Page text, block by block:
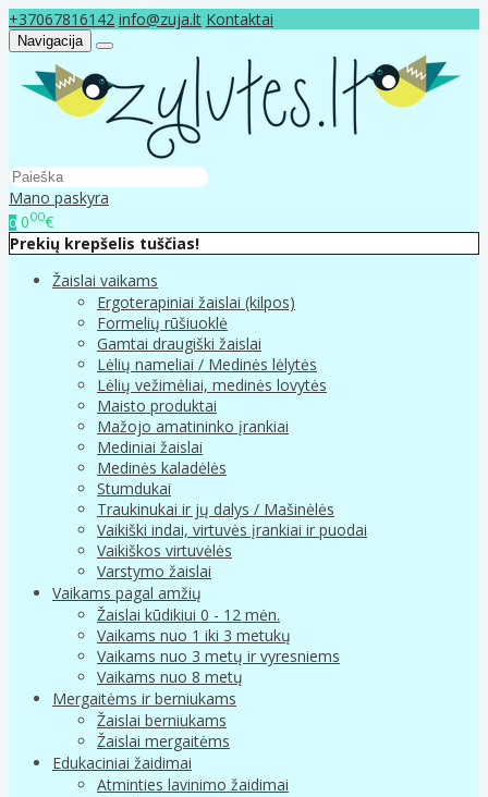
+37067816142 info@zuja.lt Kontaktai
Navigacija
Mano paskyra
0 000€
Prekių krepšelis tuščias!
Žaislai vaikams
Ergoterapiniai žaislai (kilpos)
Formelių rūšiuoklė
Gamtai draugiški žaislai
Lėlių nameliai / Medinės lėlytės
Lėlių vežimėliai, medinės lovytės
Maisto produktai
Mažojo amatininko įrankiai
Mediniai žaislai
Medinės kaladėlės
Stumdukai
Traukinukai ir jų dalys / Mašinėlės
Vaikiški indai, virtuvės įrankiai ir puodai
Vaikiškos virtuvėlės
Varstymo žaislai
Vaikams pagal amžių
Žaislai kūdikiui 0 - 12 mėn.
Vaikams nuo 1 iki 3 metukų
Vaikams nuo 3 metų ir vyresniems
Vaikams nuo 8 metų
Mergaitėms ir berniukams
Žaislai berniukams
Žaislai mergaitėms
Edukaciniai žaidimai
Atminties lavinimo žaidimai